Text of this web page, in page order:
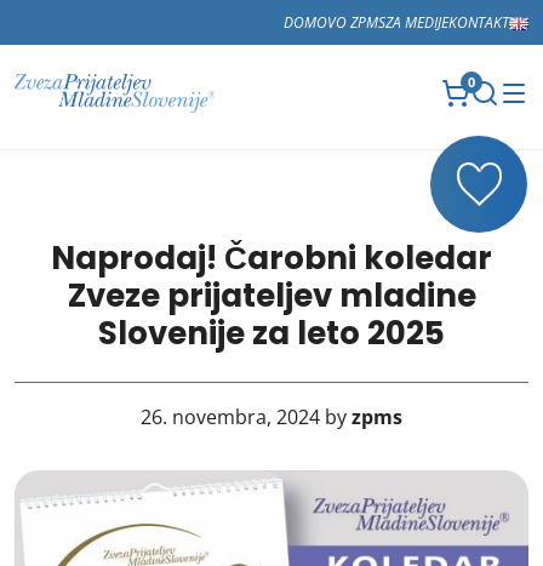
DOMOVO ZPMSZA MEDIJEKONTAKT
0
Naprodaj! Čarobni koledar
Zveze prijateljev mladine
Slovenije za leto 2025
26. novembra, 2024 byzpms